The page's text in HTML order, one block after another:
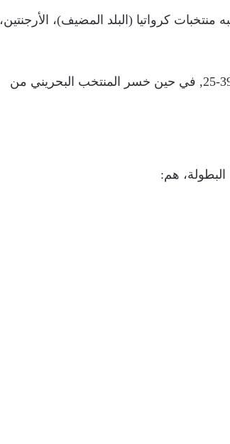
كرواتيا (البلد المضيف)، الأرجنتين،
بنتيجة 39-25, في حين خسر المنتخب البحريني من
هم: